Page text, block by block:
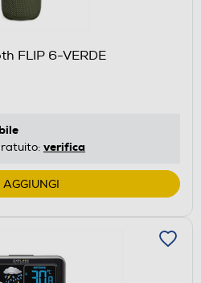
FLIP 6-VERDE
verifica
AGGIUNGI